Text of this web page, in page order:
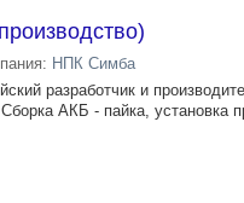
НПК Симба
разработчик и
АКБ - пайка, установка